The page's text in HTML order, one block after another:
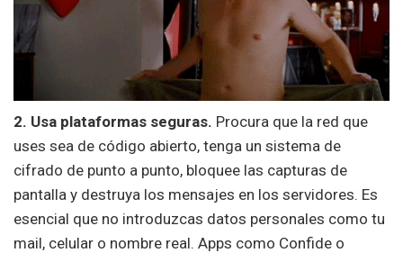
2. Usa plataformas seguras. Procura que la red que
uses sea de código abierto, tenga un sistema de
cifrado de punto a punto, bloquee las capturas de
pantalla y destruya los mensajes en los servidores. Es
esencial que no introduzcas datos personales como tu
mail, celular o nombre real. Apps como Confide o